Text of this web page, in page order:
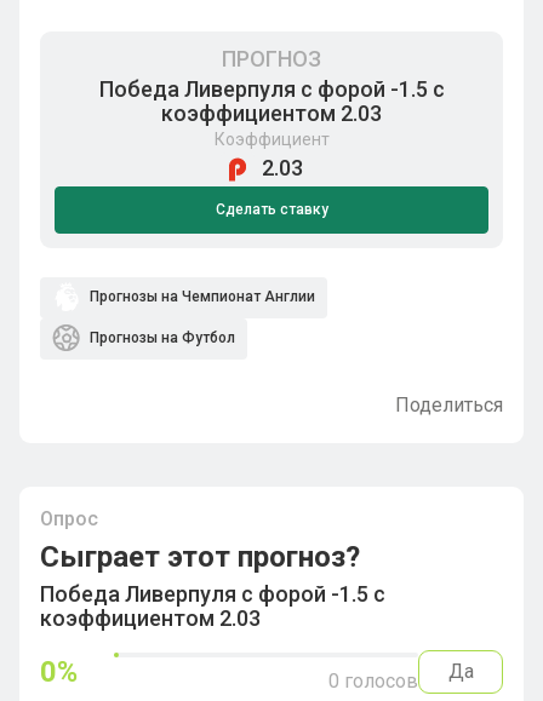
ПРОГНОЗ
Победа Ливерпуля с форой -1.5 с
коэффициентом 2.03
Коэффициент
2.03
Сделать ставку
Прогнозы на Чемпионат Англии
Прогнозы на Футбол
Поделиться
Опрос
Сыграет этот прогноз?
Победа Ливерпуля с форой -1.5 с
коэффициентом 2.03
0% 0 голосов Да